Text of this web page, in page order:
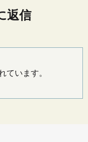
返信
ています。